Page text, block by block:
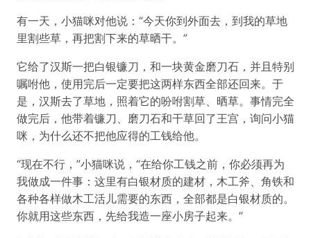
有一天，小猫咪对他说：“今天你到外面去，到我的草地
里割些草，再把割下来的草晒干。”
它给了汉斯一把白银镰刀，和一块黄金磨刀石，并且特别
嘱咐他，使用完后一定要把这两样东西全部还回来。于
是，汉斯去了草地，照着它的吩咐割草、晒草。事情完全
做完后，他带着镰刀、磨刀石和干草回了王宫，询问小猫
咪，为什么还不把他应得的工钱给他。
“现在不行，”小猫咪说，“在给你工钱之前，你必须再为
我做成一件事：这里有白银材质的建材，木工斧、角铁和
各种各样做木工活儿需要的东西，全部都是白银材质的。
你就用这些东西，先给我造一座小房子起来。”